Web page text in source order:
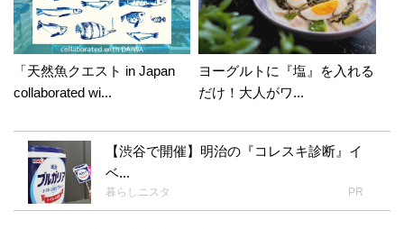
「天然魚クエスト in Japan
collaborated wi...
ヨーグルトに『塩』を入れる
だけ！大人がワ...
【渋谷で開催】明治の『コレスキ診断』イ
ベ...
暮らしニスタ PR